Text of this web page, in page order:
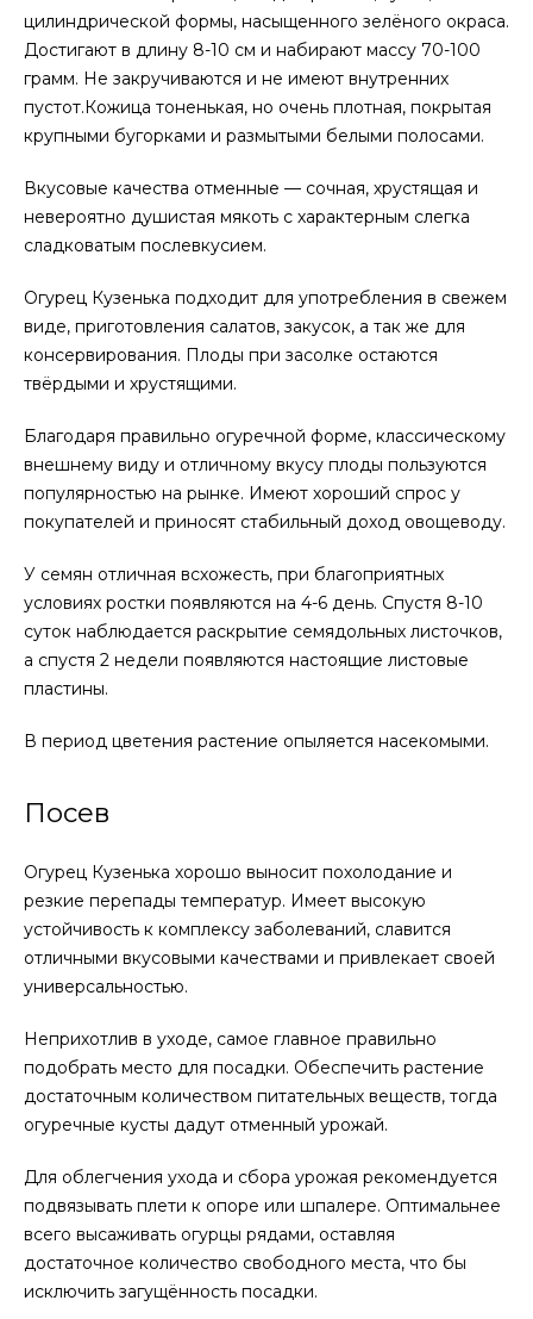
цилиндрической формы, насыщенного зелёного окраса.
Достигают в длину 8-10 см и набирают массу 70-100
грамм. Не закручиваются и не имеют внутренних
пустот.Кожица тоненькая, но очень плотная, покрытая
крупными бугорками и размытыми белыми полосами.
Вкусовые качества отменные — сочная, хрустящая и
невероятно душистая мякоть с характерным слегка
сладковатым послевкусием.
Огурец Кузенька подходит для употребления в свежем
виде, приготовления салатов, закусок, а так же для
консервирования. Плоды при засолке остаются
твёрдыми и хрустящими.
Благодаря правильно огуречной форме, классическому
внешнему виду и отличному вкусу плоды пользуются
популярностью на рынке. Имеют хороший спрос у
покупателей и приносят стабильный доход овощеводу.
У семян отличная всхожесть, при благоприятных
условиях ростки появляются на 4-6 день. Спустя 8-10
суток наблюдается раскрытие семядольных листочков,
а спустя 2 недели появляются настоящие листовые
пластины.
В период цветения растение опыляется насекомыми.
Посев
Огурец Кузенька хорошо выносит похолодание и
резкие перепады температур. Имеет высокую
устойчивость к комплексу заболеваний, славится
отличными вкусовыми качествами и привлекает своей
универсальностью.
Неприхотлив в уходе, самое главное правильно
подобрать место для посадки. Обеспечить растение
достаточным количеством питательных веществ, тогда
огуречные кусты дадут отменный урожай.
Для облегчения ухода и сбора урожая рекомендуется
подвязывать плети к опоре или шпалере. Оптимальнее
всего высаживать огурцы рядами, оставляя
достаточное количество свободного места, что бы
исключить загущённость посадки.